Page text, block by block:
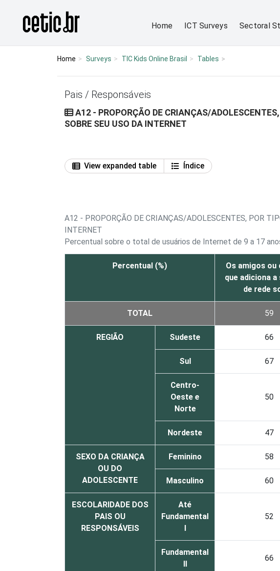
Página inicial
Home ICT Surveys Sectoral
Home Surveys TIC Kids Online Brasil Tables
Pais / Responsáveis
A12 - PROPORÇÃO DE CRIANÇAS/
SOBRE SEU USO DA INTERNET
View expanded table
Índice
A12 - PROPORÇÃO DE CRIANÇAS/ADOLESCENTES, POR
INTERNET
Percentual sobre o total de usuários de Internet de 9 a 17
Percentual (%)
Os amigos
que adiciona
de rede
TOTAL 59
REGIÃO Sudeste 66
Sul 67
Centro-
Oeste e
Norte
50
Nordeste 47
SEXO DA CRIANÇA
OU DO
ADOLESCENTE
Feminino 58
Masculino 60
ESCOLARIDADE DOS
PAIS OU
RESPONSÁVEIS
Até
Fundamental
I
52
Fundamental
II
66